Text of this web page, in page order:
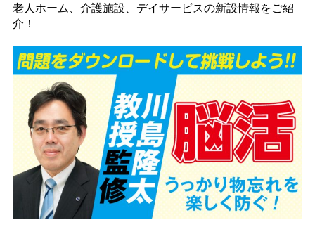
老人ホーム、介護施設、デイサービスの新設情報をご紹
介！